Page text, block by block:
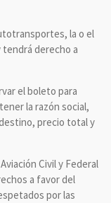
la o el
tendrá derecho a
el boleto para
la razón social,
precio total y
Civil y Federal
a favor del
por las